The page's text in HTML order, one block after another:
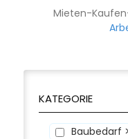
Mieten-
KATEGORIE
Baubedarf